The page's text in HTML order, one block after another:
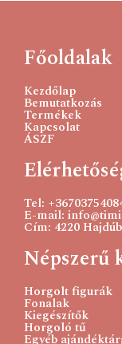
Főoldalak
Kezdőlap
Bemutatkozás
Termékek
Kapcsolat
ÁSZF
Tel:
E-mail:
Cím: 4220
Népszerű
Horgolt figurák
Fonalak
Kiegészítők
Horgoló tű
Egyéb